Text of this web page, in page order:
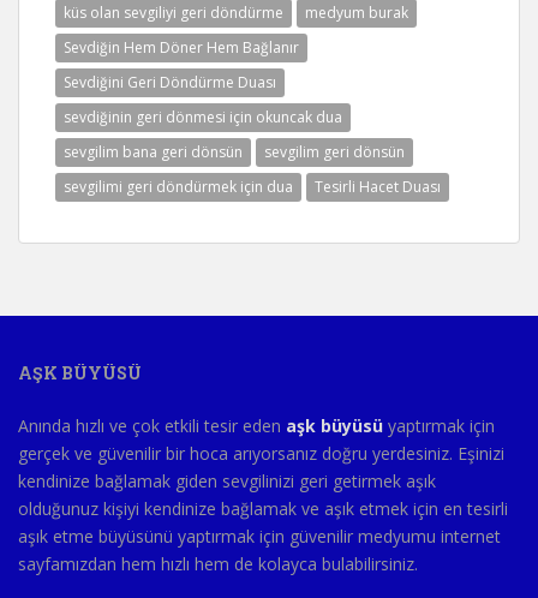
küs olan sevgiliyi geri döndürme
medyum burak
Sevdiğin Hem Döner Hem Bağlanır
Sevdiğini Geri Döndürme Duası
sevdiğinin geri dönmesi için okuncak dua
sevgilim bana geri dönsün
sevgilim geri dönsün
sevgilimi geri döndürmek için dua
Tesirli Hacet Duası
AŞK BÜYÜSÜ
Anında hızlı ve çok etkili tesir eden aşk büyüsü yaptırmak için
gerçek ve güvenilir bir hoca arıyorsanız doğru yerdesiniz. Eşinizi
kendinize bağlamak giden sevgilinizi geri getirmek aşık
olduğunuz kişiyi kendinize bağlamak ve aşık etmek için en tesirli
aşık etme büyüsünü yaptırmak için güvenilir medyumu internet
sayfamızdan hem hızlı hem de kolayca bulabilirsiniz.